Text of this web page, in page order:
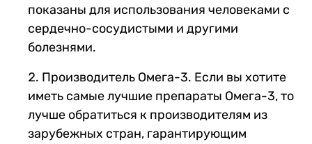
показаны для использования человеками с
сердечно-сосудистыми и другими
болезнями.
Производитель Омега-3. Если вы хотите
иметь самые лучшие препараты Омега-3, то
лучше обратиться к производителям из
зарубежных стран, гарантирующим